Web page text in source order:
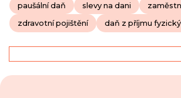
paušální daň slevy na dani
zdravotní pojištění daň z příjmu